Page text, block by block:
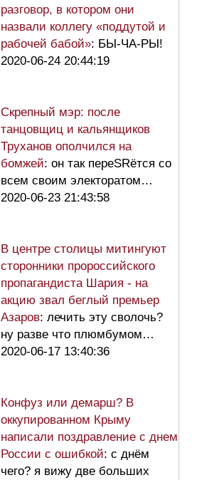
разговор, в котором они
назвали коллегу «поддутой и
рабочей бабой»: БЫ-ЧА-РЫ!
2020-06-24 20:44:19
Скрепный мэр: после
танцовщиц и кальянщиков
Труханов ополчился на
бомжей: он так переSRётся со
всем своим электоратом…
2020-06-23 21:43:58
В центре столицы митингуют
сторонники пророссийского
пропагандиста Шария - на
акцию звал беглый премьер
Азаров: лечить эту сволочь?
ну разве что плюмбумом…
2020-06-17 13:40:36
Конфуз или демарш? В
оккупированном Крыму
написали поздравление с днем
России с ошибкой: с днём
чего? я вижу две больших